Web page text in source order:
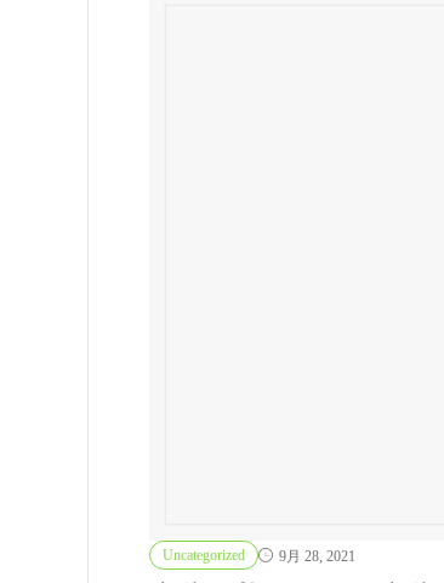
Uncategorized 9月 28, 2021